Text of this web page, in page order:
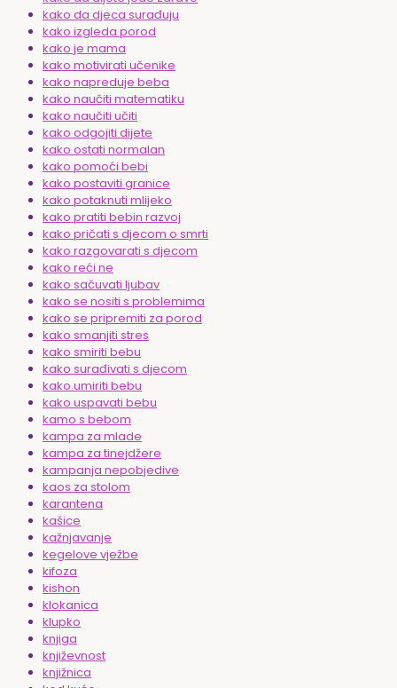
kako da djeca surađuju
kako izgleda porod
kako je mama
kako motivirati učenike
kako napreduje beba
kako naučiti matematiku
kako naučiti učiti
kako odgojiti dijete
kako ostati normalan
kako pomoći bebi
kako postaviti granice
kako potaknuti mlijeko
kako pratiti bebin razvoj
kako pričati s djecom o smrti
kako razgovarati s djecom
kako reći ne
kako sačuvati ljubav
kako se nositi s problemima
kako se pripremiti za porod
kako smanjiti stres
kako smiriti bebu
kako surađivati s djecom
kako umiriti bebu
kako uspavati bebu
kamo s bebom
kampa za mlade
kampa za tinejdžere
kampanja nepobjedive
kaos za stolom
karantena
kašice
kažnjavanje
kegelove vježbe
kifoza
kishon
klokanica
klupko
knjiga
književnost
knjižnica